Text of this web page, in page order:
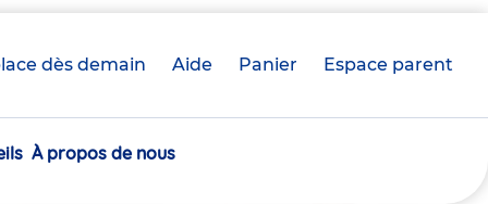
dès demain Aide Panier crèche(s)
Espace parent
À propos de nous